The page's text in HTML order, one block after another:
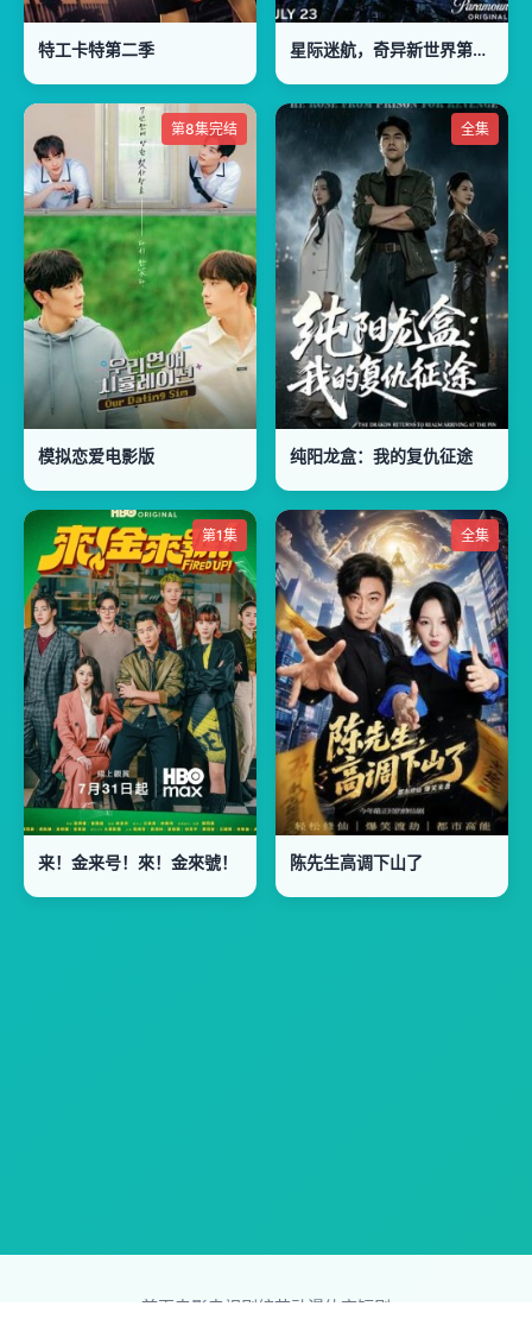
特工卡特第二季 星际迷航，奇异新世界第四季
第8集完结
模拟恋爱电影版
全集
纯阳龙盒：我的复仇征途
第1集
来！金来号！來！金來號！
全集
陈先生高调下山了
首页电影电视剧综艺动漫体育短剧